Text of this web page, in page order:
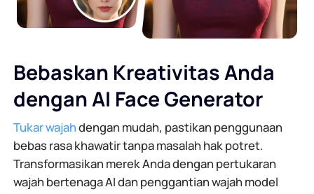
Bebaskan Kreativitas Anda
dengan AI Face Generator
Tukar wajahdengan mudah, pastikan penggunaan
bebas rasa khawatir tanpa masalah hak potret.
Transformasikan merek Anda dengan pertukaran
wajah bertenaga AI dan penggantian wajah model